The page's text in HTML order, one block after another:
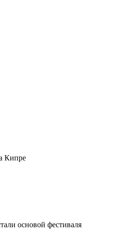
Кипре
основой фестиваля